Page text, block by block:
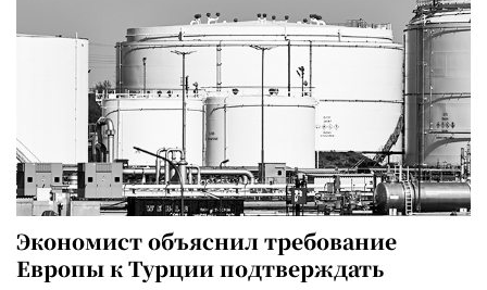
Экономист объяснил требование
Европы к Турции подтверждать